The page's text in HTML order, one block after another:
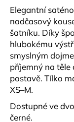
hvězdiček.
Elegantní
nadčasový
šatníku. Díky
hlubokému
smyslným
příjemný na těle
postavě. Tílko
XS–M.
Dostupné ve
černé.
D
o
p
o
r